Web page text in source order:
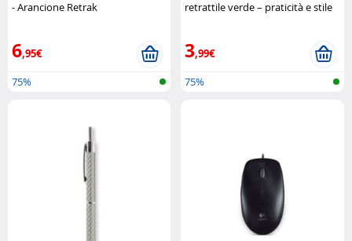
- Arancione Retrak
6,95€
75%
retrattile verde – praticità e stile
3,99€
75%